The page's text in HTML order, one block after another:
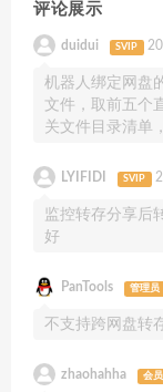
评论展示
duidui SVIP
机器人绑定网盘
文件，取前五个
关文件目录清单，
LYIFIDI SVIP
监控转存分享后
好
PanTools 管理员
不支持跨网盘转
zhaohahha 会员